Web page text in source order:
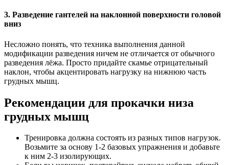
3. Разведение гантелей на наклонной поверхности головой
вниз
Несложно понять, что техника выполнения данной
модификации разведения ничем не отличается от обычного
разведения лёжа. Просто придайте скамье отрицательный
наклон, чтобы акцентировать нагрузку на нижнюю часть
грудных мышц.
Рекомендации для прокачки низа
грудных мышц
Тренировка должна состоять из разных типов нагрузок.
Возьмите за основу 1-2 базовых упражнения и добавьте
к ним 2-3 изолирующих.